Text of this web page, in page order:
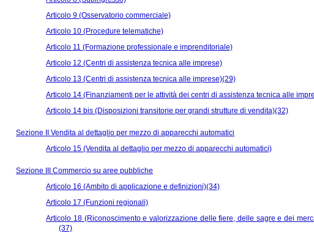
Articolo 9 (Osservatorio commerciale)
Articolo 10 (Procedure telematiche)
Articolo 11 (Formazione professionale e imprenditoriale)
Articolo 12 (Centri di assistenza tecnica alle imprese)
Articolo 13 (Centri di assistenza tecnica alle imprese)(29)
Articolo 14 (Finanziamenti per le attività dei centri di assistenza tecnica alle
Articolo 14 bis (Disposizioni transitorie per grandi strutture di vendita)(32)
Sezione II Vendita al dettaglio per mezzo di apparecchi automatici
Articolo 15 (Vendita al dettaglio per mezzo di apparecchi automatici)
Sezione III Commercio su aree pubbliche
Articolo 16 (Ambito di applicazione e definizioni)(34)
Articolo 17 (Funzioni regionali)
Articolo 18 (Riconoscimento e valorizzazione delle fiere, delle sagre e dei
(37)